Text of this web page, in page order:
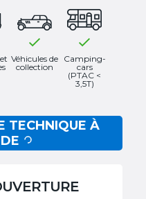
Véhicules de
collection
Camping-
cars
(PTAC <
3,5T)
TECHNIQUE À